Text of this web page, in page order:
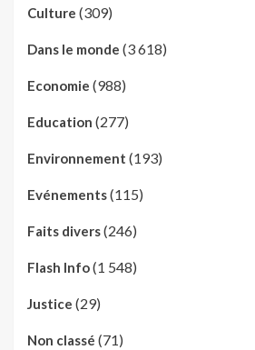
Culture (309)
Dans le monde (3 618)
Economie (988)
Education (277)
Environnement (193)
Evénements(115)
Faits divers(246)
Flash Info(1 548)
Justice (29)
Non classé (71)